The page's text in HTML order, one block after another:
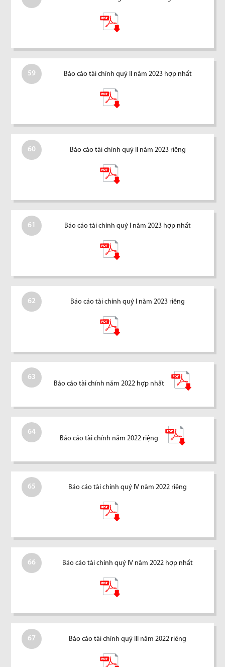
59 Báo cáo tài chính quý II năm 2023 hợp nhất
60 Báo cáo tài chính quý II năm 2023 riêng
61 Báo cáo tài chính quý I năm 2023 hợp nhất
62 Báo cáo tài chính quý I năm 2023 riêng
63
Báo cáo tài chính năm 2022 hợp nhất
64
Báo cáo tài chính năm 2022 riệng
65 Báo cáo tài chính quý IV năm 2022 riêng
66 Báo cáo tài chính quý IV năm 2022 hợp nhất
67 Báo cáo tài chính quý III năm 2022 riêng